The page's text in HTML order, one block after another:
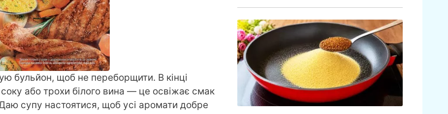
бульйон, щоб не переборщити. В кінці
або трохи білого вина — це освіжає смак
супу настоятися, щоб усі аромати добре